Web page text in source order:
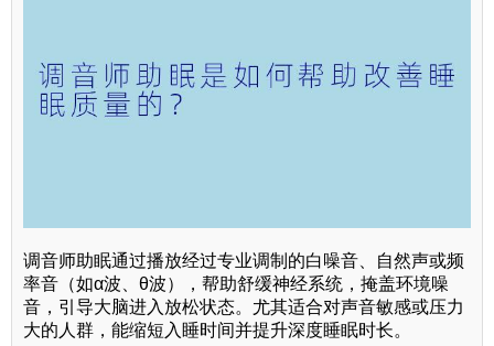
调音师助眠通过播放经过专业调制的白噪音、自然声或频
率音（如α波、θ波），帮助舒缓神经系统，掩盖环境噪
音，引导大脑进入放松状态。尤其适合对声音敏感或压力
大的人群，能缩短入睡时间并提升深度睡眠时长。